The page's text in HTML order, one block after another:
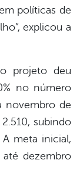
políticas de
explicou a
projeto deu
no número
novembro de
subindo
meta inicial,
dezembro